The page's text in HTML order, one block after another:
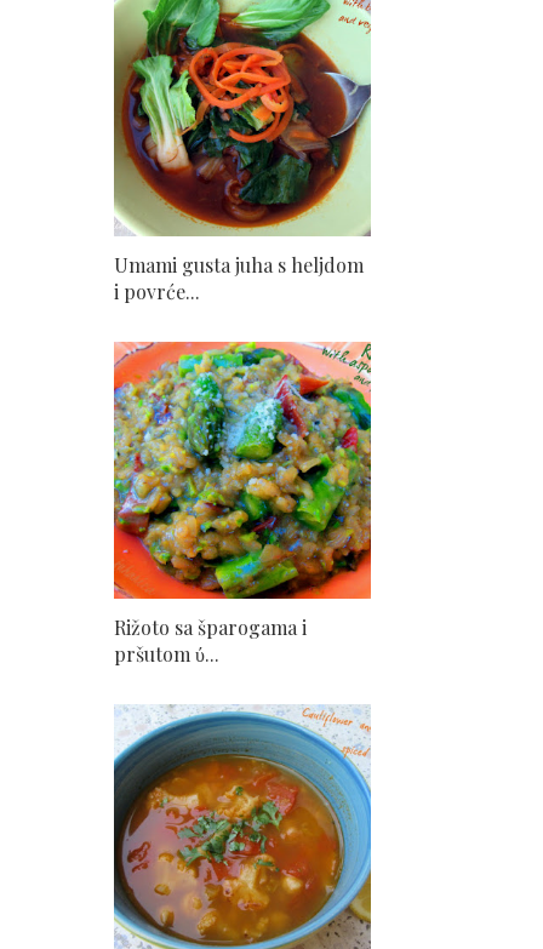
Umami gusta juha s heljdom
i povrće...
Rižoto sa šparogama i
pršutom ύ...